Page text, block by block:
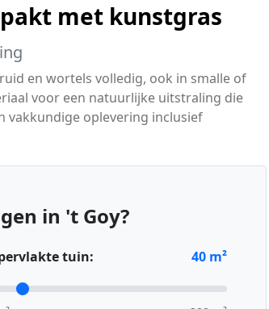
met kunstgras
en wortels volledig, ook in smalle of
voor een natuurlijke uitstraling die
vakkundige oplevering inclusief
in 't Goy?
tuin: 40 m²